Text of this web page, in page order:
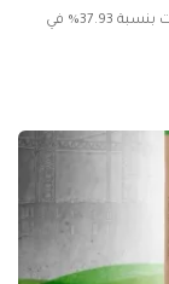
أظهرت النتائج المالية لشركة أسمنت حائل تراجع الإيرادات بنسبة 37.93% في